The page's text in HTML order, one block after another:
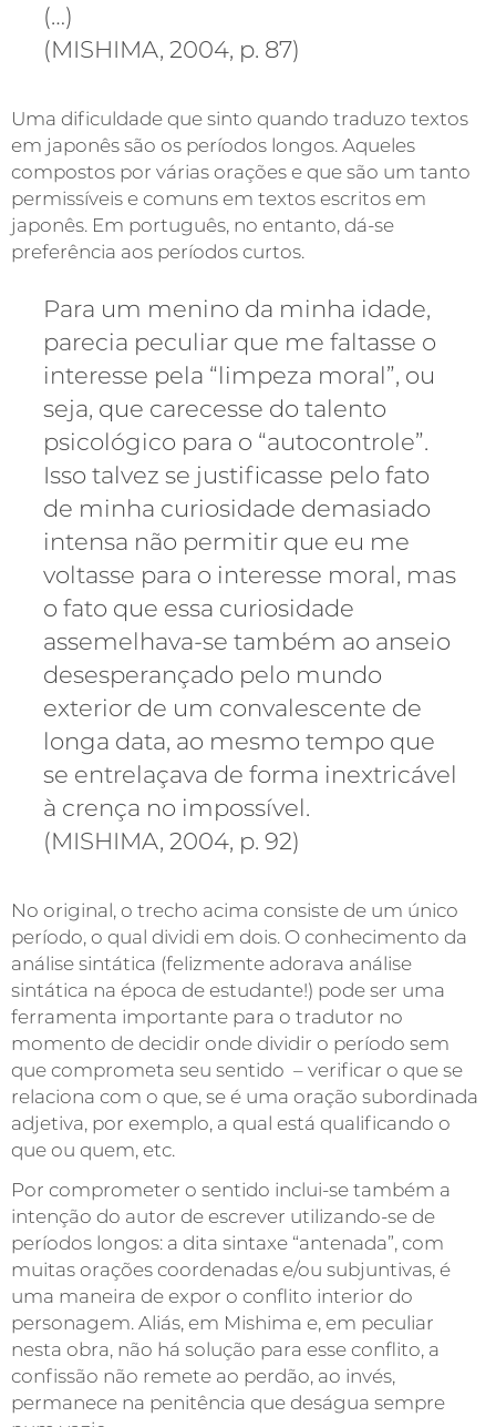
(…)
(MISHIMA, 2004, p. 87)
Uma dificuldade que sinto quando traduzo textos
em japonês são os períodos longos. Aqueles
compostos por várias orações e que são um tanto
permissíveis e comuns em textos escritos em
japonês. Em português, no entanto, dá-se
preferência aos períodos curtos.
Para um menino da minha idade,
parecia peculiar que me faltasse o
interesse pela “limpeza moral”, ou
seja, que carecesse do talento
psicológico para o “autocontrole”.
Isso talvez se justificasse pelo fato
de minha curiosidade demasiado
intensa não permitir que eu me
voltasse para o interesse moral, mas
o fato que essa curiosidade
assemelhava-se também ao anseio
desesperançado pelo mundo
exterior de um convalescente de
longa data, ao mesmo tempo que
se entrelaçava de forma inextricável
à crença no impossível.
(MISHIMA, 2004, p. 92)
No original, o trecho acima consiste de um único
período, o qual dividi em dois. O conhecimento da
análise sintática (felizmente adorava análise
sintática na época de estudante!) pode ser uma
ferramenta importante para o tradutor no
momento de decidir onde dividir o período sem
que comprometa seu sentido – verificar o que se
relaciona com o que, se é uma oração subordinada
adjetiva, por exemplo, a qual está qualificando o
que ou quem, etc.
Por comprometer o sentido inclui-se também a
intenção do autor de escrever utilizando-se de
períodos longos: a dita sintaxe “antenada”, com
muitas orações coordenadas e/ou subjuntivas, é
uma maneira de expor o conflito interior do
personagem. Aliás, em Mishima e, em peculiar
nesta obra, não há solução para esse conflito, a
confissão não remete ao perdão, ao invés,
permanece na penitência que deságua sempre